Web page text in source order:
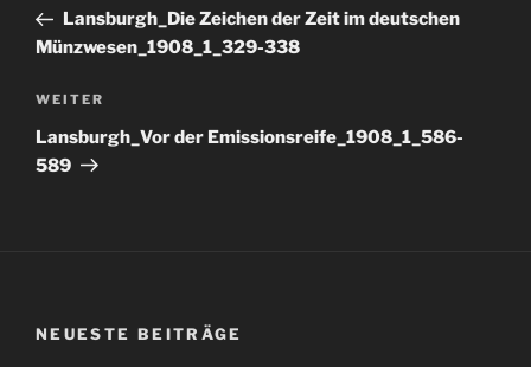
Beitrag
Lansburgh_Die Zeichen der Zeit im deutschen
Münzwesen_1908_1_329-338
Nächster
Beitrag
WEITER
Lansburgh_Vor der Emissionsreife_1908_1_586-
589
NEUESTE BEITRÄGE